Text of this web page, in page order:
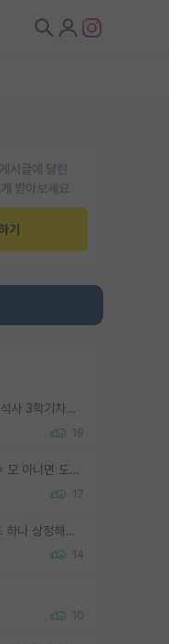
시글에 달린
받아보세요
기
가지마라. 신생랩이고 내가 석사 3학기차인데 최고참인데 나도 아무것도 모르는데 교수가 후배들 왜 논문 교육 안시키냐. 논문 왜 안 써오냐 닦달한다
19
신생랩+젊은 교수 이게 ㄹㅇ 모 아니면 도인듯.
17
ML 대부분이 골드 스탠다드 하나 상정해놓고 (벤치마크 데이터셋이 여러 개면 여러 개 상정) 그거 얼마나 잘 맞추나 싸움임 가끔 번뜩이는 설계 철학을 보여주는 논문들도 있지만 대부분 그거 성적 얼마나 더 올리느라에 혈안이 되어 있는 측면이 잇음
14
10